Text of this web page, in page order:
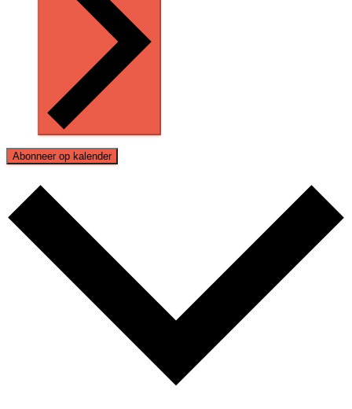
Abonneer op kalender